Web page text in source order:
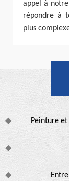
appel à
répondre à
plus
Peinture et